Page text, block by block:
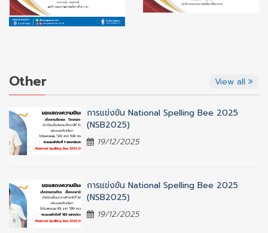
Other View all
การแข่งขัน National Spelling Bee 2025
(NSB2025)
19/12/2025
การแข่งขัน National Spelling Bee 2025
(NSB2025)
19/12/2025